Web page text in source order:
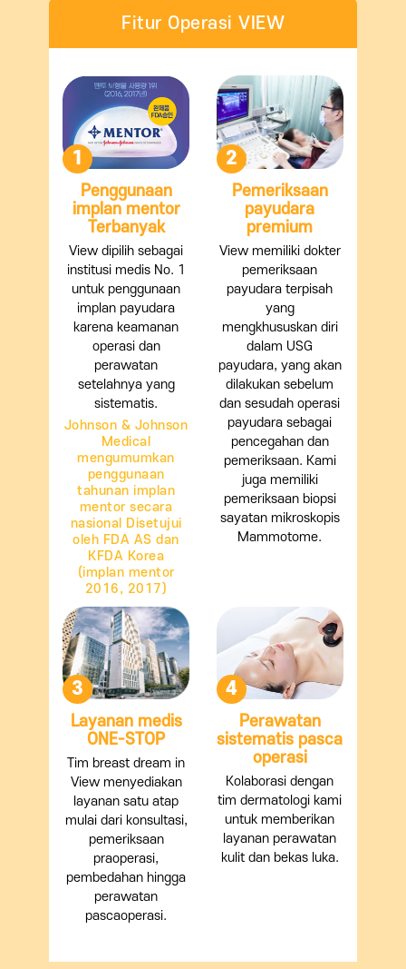
Fitur Operasi VIEW
1
Penggunaan
implan mentor
Terbanyak
View dipilih sebagai
institusi medis No. 1
untuk penggunaan
implan payudara
karena keamanan
operasi dan
perawatan
setelahnya yang
sistematis.
Johnson & Johnson
Medical
mengumumkan
penggunaan
tahunan implan
mentor secara
nasional Disetujui
oleh FDA AS dan
KFDA Korea
(implan mentor
2016, 2017)
2
Pemeriksaan
payudara
premium
View memiliki dokter
pemeriksaan
payudara terpisah
yang
mengkhususkan diri
dalam USG
payudara, yang akan
dilakukan sebelum
dan sesudah operasi
payudara sebagai
pencegahan dan
pemeriksaan. Kami
juga memiliki
pemeriksaan biopsi
sayatan mikroskopis
Mammotome.
3
Layanan medis
ONE-STOP
Tim breast dream in
View menyediakan
layanan satu atap
mulai dari konsultasi,
pemeriksaan
praoperasi,
pembedahan hingga
perawatan
pascaoperasi.
4
Perawatan
sistematis pasca
operasi
Kolaborasi dengan
tim dermatologi kami
untuk memberikan
layanan perawatan
kulit dan bekas luka.